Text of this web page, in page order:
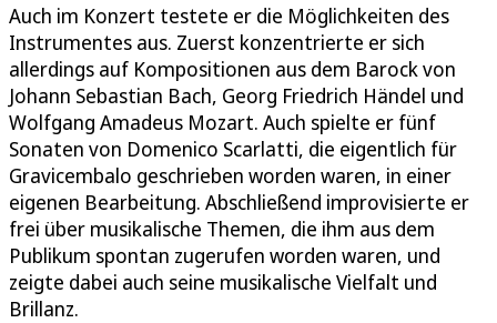
Auch im Konzert testete er die Möglichkeiten des
Instrumentes aus. Zuerst konzentrierte er sich
allerdings auf Kompositionen aus dem Barock von
Johann Sebastian Bach, Georg Friedrich Händel und
Wolfgang Amadeus Mozart. Auch spielte er fünf
Sonaten von Domenico Scarlatti, die eigentlich für
Gravicembalo geschrieben worden waren, in einer
eigenen Bearbeitung. Abschließend improvisierte er
frei über musikalische Themen, die ihm aus dem
Publikum spontan zugerufen worden waren, und
zeigte dabei auch seine musikalische Vielfalt und
Brillanz.